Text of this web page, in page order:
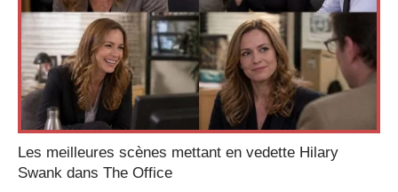
Les meilleures scènes mettant en vedette Hilary
Swank dans The Office